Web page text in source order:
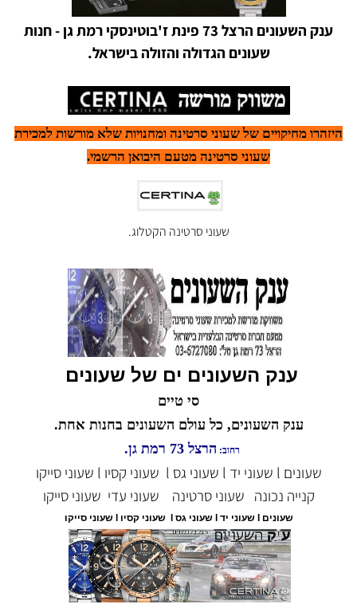
ענק השעונים הרצל 73 פינת ז'בוטינסקי רמת גן - חנות
שעונים הגדולה והזולה בישראל.
היזהרו מחיקויים של שעוני סרטינה ומחנויות שלא מורשות למכירת
שעוני סרטינה מטעם היבואן הרשמי.
שעוני סרטינה הקטלוג.
ענק השעונים ים של שעונים
סי טיים
ענק השעונים, כל עולם השעונים בחנות אחת.
רחוב: הרצל 73 רמת גן.
שעונים l שעוני יד l שעוני גס l שעוני קסיו l שעוני סייקו
קנייה נכונה שעוני סרטינה שעוני עדי שעוני סייקו
שעונים l שעוני יד l שעוני גס l שעוני קסיו l שעוני סייקו